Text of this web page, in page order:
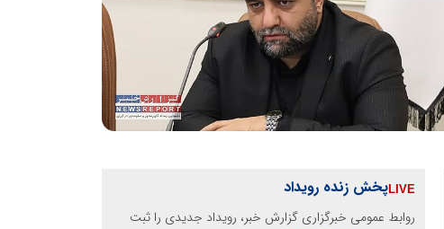
پخش زنده رویداد
روابط عمومی خبرگزاری گزارش خبر، رویداد جدیدی را ثبت